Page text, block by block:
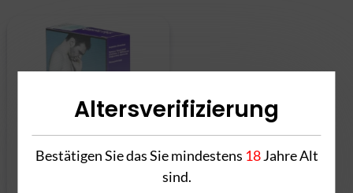
Altersverifizierung
Bestätigen Sie das Sie mindestens 18Jahre Alt
sind.